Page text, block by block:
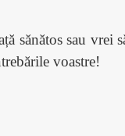
sănătos sau
voastre!